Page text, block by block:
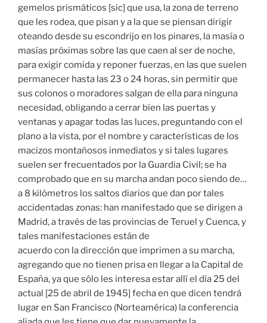
gemelos prismáticos [sic] que usa, la zona de terreno
que les rodea, que pisan y a la que se piensan dirigir
oteando desde su escondrijo en los pinares, la masía o
masías próximas sobre las que caen al ser de noche,
para exigir comida y reponer fuerzas, en las que suelen
permanecer hasta las 23 o 24 horas, sin permitir que
sus colonos o moradores salgan de ella para ninguna
necesidad, obligando a cerrar bien las puertas y
ventanas y apagar todas las luces, preguntando con el
plano a la vista, por el nombre y características de los
macizos montañosos inmediatos y si tales lugares
suelen ser frecuentados por la Guardia Civil; se ha
comprobado que en su marcha andan poco siendo de…
a 8 kilómetros los saltos diarios que dan por tales
accidentadas zonas: han manifestado que se dirigen a
Madrid, a través de las provincias de Teruel y Cuenca, y
tales manifestaciones están de
acuerdo con la dirección que imprimen a su marcha,
agregando que no tienen prisa en llegar a la Capital de
España, ya que sólo les interesa estar allí el día 25 del
actual [25 de abril de 1945] fecha en que dicen tendrá
lugar en San Francisco (Norteamérica) la conferencia